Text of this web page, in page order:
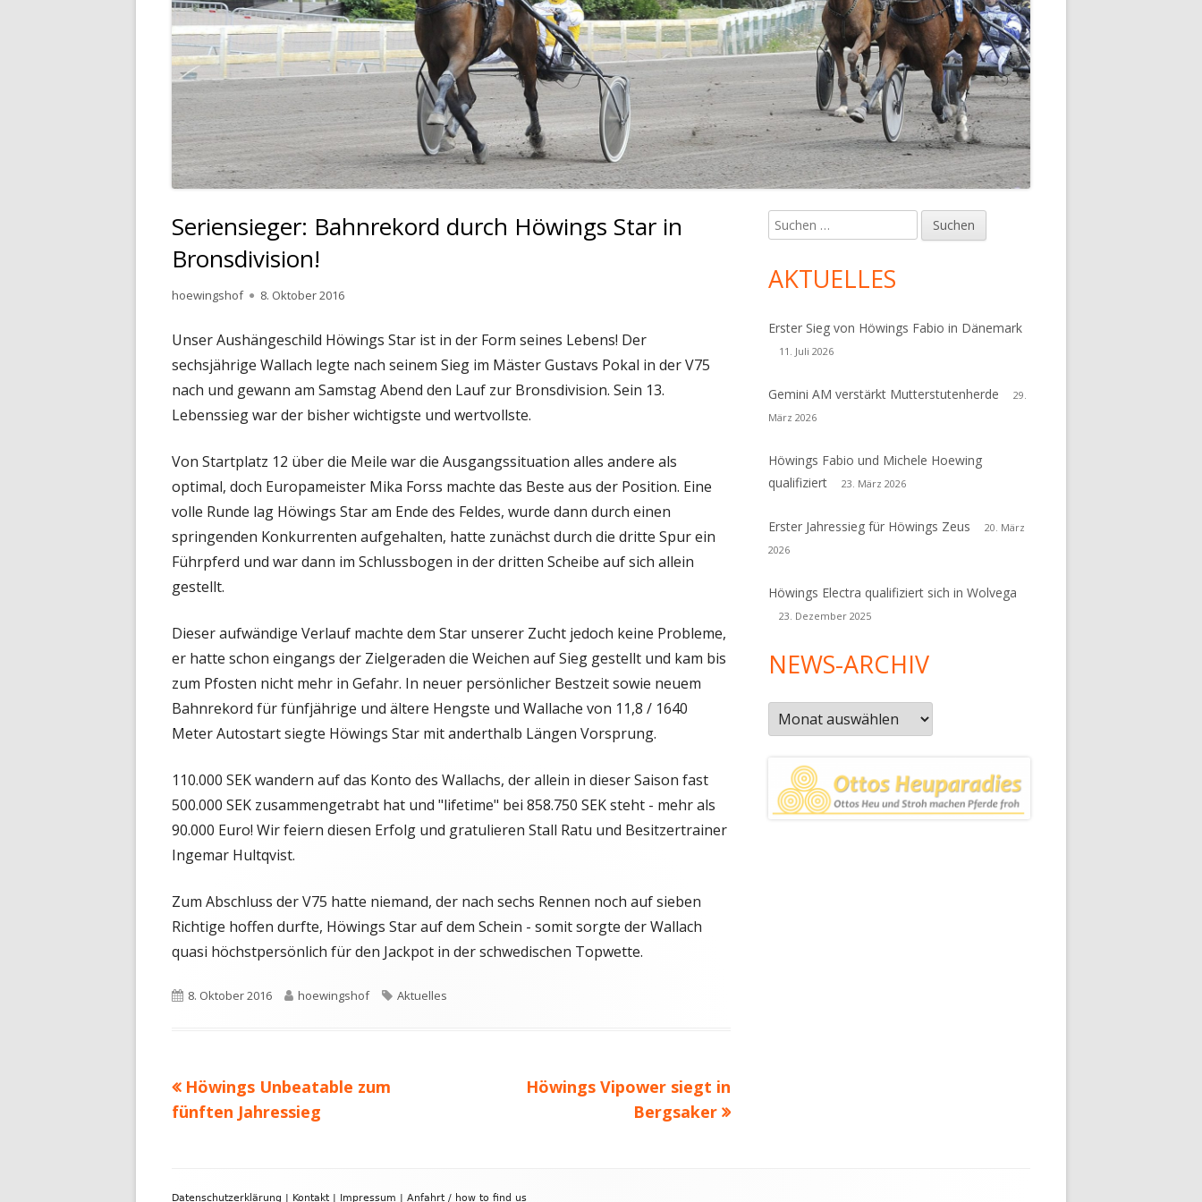
Seriensieger: Bahnrekord durch Höwings Star in
Bronsdivision!
Autor
hoewingshof
Veröffentlicht
8. Oktober 2016
Unser Aushängeschild Höwings Star ist in der Form seines Lebens! Der
sechsjährige Wallach legte nach seinem Sieg im Mäster Gustavs Pokal in der V75
nach und gewann am Samstag Abend den Lauf zur Bronsdivision. Sein 13.
Lebenssieg war der bisher wichtigste und wertvollste.
Von Startplatz 12 über die Meile war die Ausgangssituation alles andere als
optimal, doch Europameister Mika Forss machte das Beste aus der Position. Eine
volle Runde lag Höwings Star am Ende des Feldes, wurde dann durch einen
springenden Konkurrenten aufgehalten, hatte zunächst durch die dritte Spur ein
Führpferd und war dann im Schlussbogen in der dritten Scheibe auf sich allein
gestellt.
Dieser aufwändige Verlauf machte dem Star unserer Zucht jedoch keine Probleme,
er hatte schon eingangs der Zielgeraden die Weichen auf Sieg gestellt und kam bis
zum Pfosten nicht mehr in Gefahr. In neuer persönlicher Bestzeit sowie neuem
Bahnrekord für fünfjährige und ältere Hengste und Wallache von 11,8 / 1640
Meter Autostart siegte Höwings Star mit anderthalb Längen Vorsprung.
110.000 SEK wandern auf das Konto des Wallachs, der allein in dieser Saison fast
500.000 SEK zusammengetrabt hat und "lifetime" bei 858.750 SEK steht - mehr als
90.000 Euro! Wir feiern diesen Erfolg und gratulieren Stall Ratu und Besitzertrainer
Ingemar Hultqvist.
Zum Abschluss der V75 hatte niemand, der nach sechs Rennen noch auf sieben
Richtige hoffen durfte, Höwings Star auf dem Schein - somit sorgte der Wallach
quasi höchstpersönlich für den Jackpot in der schwedischen Topwette.
Veröffentlicht
8. Oktober 2016 Autor
hoewingshof Schlagwörter
Aktuelles
Beitragsnavigation
Vorheriger
Beitrag:
Höwings Unbeatable zum
fünften Jahressieg
Nächster
Höwings Vipower siegt in
Bergsaker
Haupt-
Seitenleiste
Suchen
nach:
AKTUELLES
Erster Sieg von Höwings Fabio in Dänemark
11. Juli 2026
Gemini AM verstärkt Mutterstutenherde
29.
März 2026
Höwings Fabio und Michele Hoewing
qualifiziert
23. März 2026
Erster Jahressieg für Höwings Zeus
20. März
2026
Höwings Electra qualifiziert sich in Wolvega
23. Dezember 2025
NEWS-ARCHIV
News-
Archiv
Datenschutzerklärung | Kontakt | Impressum | Anfahrt / how to find us